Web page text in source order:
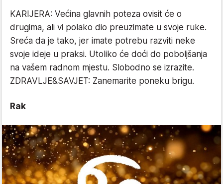
KARIJERA: Većina glavnih poteza ovisit će o
drugima, ali vi polako dio preuzimate u svoje ruke.
Sreća da je tako, jer imate potrebu razviti neke
svoje ideje u praksi. Utoliko će doći do poboljšanja
na vašem radnom mjestu. Slobodno se izrazite.
ZDRAVLJE&SAVJET: Zanemarite poneku brigu.
Rak